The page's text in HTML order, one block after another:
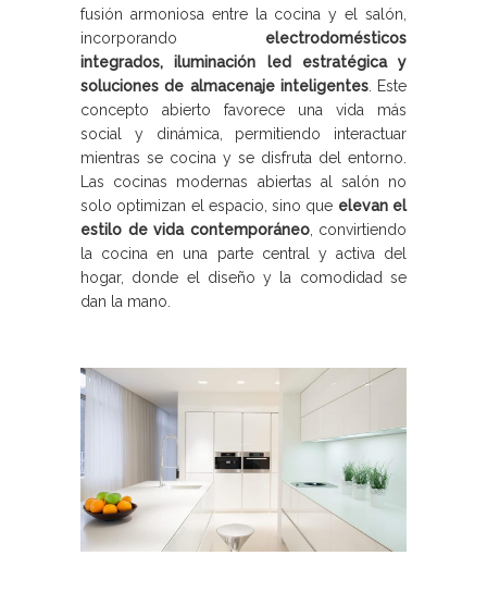
fusión armoniosa entre la cocina y el salón,
incorporando electrodomésticos
integrados, iluminación led estratégica y
soluciones de almacenaje inteligentes. Este
concepto abierto favorece una vida más
social y dinámica, permitiendo interactuar
mientras se cocina y se disfruta del entorno.
Las cocinas modernas abiertas al salón no
solo optimizan el espacio, sino que elevan el
estilo de vida contemporáneo, convirtiendo
la cocina en una parte central y activa del
hogar, donde el diseño y la comodidad se
dan la mano.